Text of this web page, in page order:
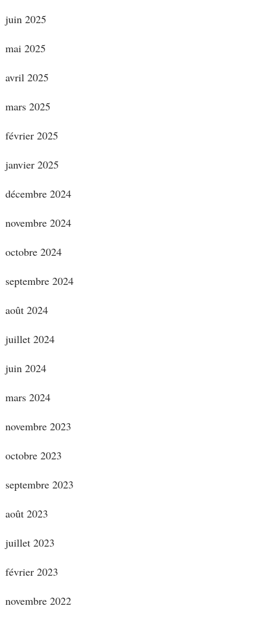
juin 2025
mai 2025
avril 2025
mars 2025
février 2025
janvier 2025
décembre 2024
novembre 2024
octobre 2024
septembre 2024
août 2024
juillet 2024
juin 2024
mars 2024
novembre 2023
octobre 2023
septembre 2023
août 2023
juillet 2023
février 2023
novembre 2022